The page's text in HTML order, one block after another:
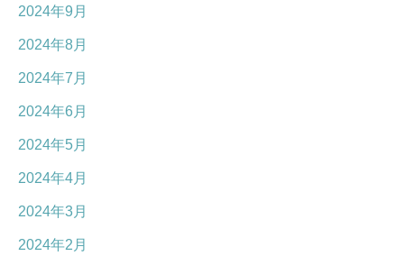
2024年9月
2024年8月
2024年7月
2024年6月
2024年5月
2024年4月
2024年3月
2024年2月